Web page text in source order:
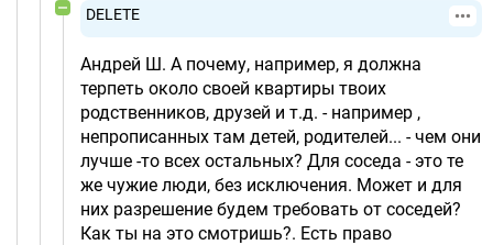
DELETE
Андрей Ш. А почему, например, я должна
терпеть около своей квартиры твоих
родственников, друзей и т.д. - например ,
непрописанных там детей, родителей... - чем они
лучше -то всех остальных? Для соседа - это те
же чужие люди, без исключения. Может и для
них разрешение будем требовать от соседей?
Как ты на это смотришь?. Есть право